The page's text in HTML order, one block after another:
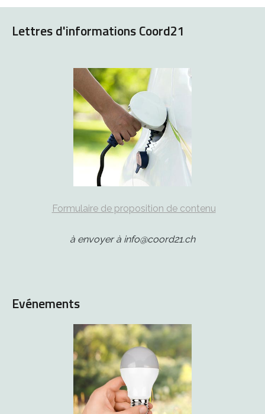
Lettres d'informations Coord21
Formulaire de proposition de contenu
à envoyer à info@coord21.ch
Evénements